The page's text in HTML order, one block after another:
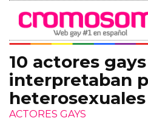
10 actores
interpretaban
heterosexuales
ACTORES GAYS